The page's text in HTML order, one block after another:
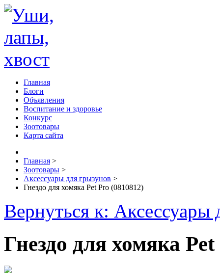
Главная
Блоги
Объявления
Воспитание и здоровье
Конкурс
Зоотовары
Карта сайта
Главная >
Зоотовары >
Аксессуары для грызунов >
Гнездо для хомяка Pet Pro (0810812)
Вернуться к: Аксессуары
Гнездо для хомяка